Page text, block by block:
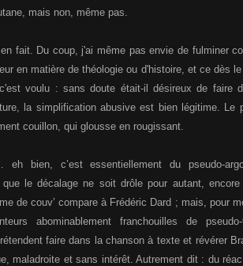
mais non, même pas.
fait. Du coup, j'ai même pas envie de fulminer
en matière de théologie ou d'histoire, et ce dès
voulu : sans doute était-il désireux de faire
la simplification abusive est bien légitime. Le
couillon, qui glousse en rougissant.
bien, c’est essentiellement du pseudo-
que le décalage ne soit drôle pour autant,
de couv’ compare à Frédéric Dard ; mais, pour
abominablement franchouilles de
faire dans la chanson à texte et révérer
maladroite et sans intérêt. Autrement dit : du